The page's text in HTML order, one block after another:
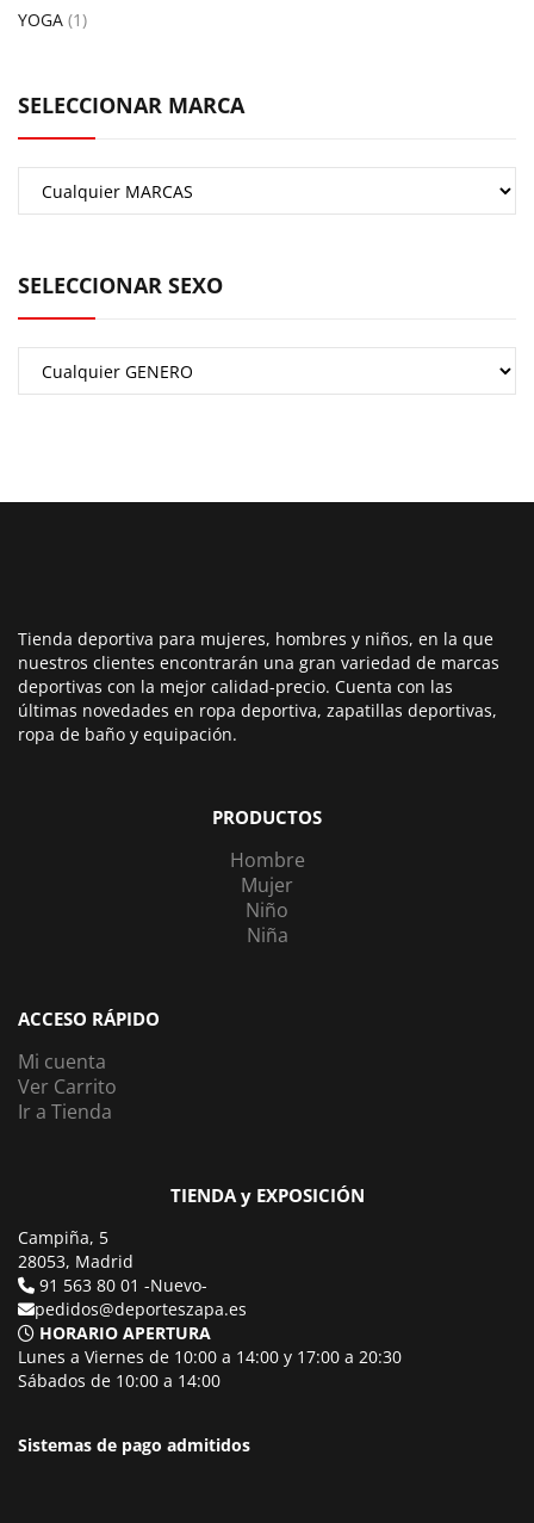
YOGA (1)
SELECCIONAR MARCA
SELECCIONAR SEXO
Tienda deportiva para mujeres, hombres y niños, en la que
nuestros clientes encontrarán una gran variedad de marcas
deportivas con la mejor calidad-precio. Cuenta con las
últimas novedades en ropa deportiva, zapatillas deportivas,
ropa de baño y equipación.
PRODUCTOS
Hombre
Mujer
Niño
Niña
ACCESO RÁPIDO
Mi cuenta
Ver Carrito
Ir a Tienda
TIENDA y EXPOSICIÓN
Campiña, 5
28053, Madrid
91 563 80 01 -Nuevo-
pedidos@deporteszapa.es
HORARIO APERTURA
Lunes a Viernes de 10:00 a 14:00 y 17:00 a 20:30
Sábados de 10:00 a 14:00
Sistemas de pago admitidos